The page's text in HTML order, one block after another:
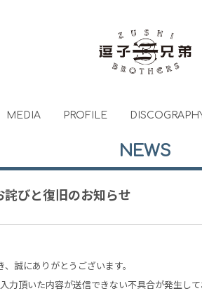
MEDIA PROFILE
NEWS
詫びと復旧のお知らせ
誠にありがとうございます。
頂いた内容が送信できない不具合が発生して